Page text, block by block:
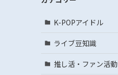
K-POPアイドル
ライブ豆知識
推し活・ファン活動